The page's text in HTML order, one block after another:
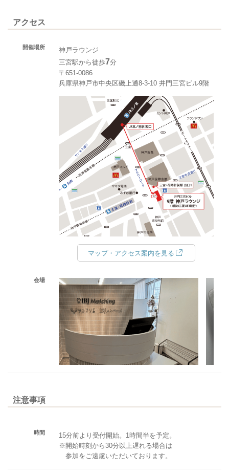
アクセス
開催場所
神戸ラウンジ
三宮駅から徒歩7分
〒651-0086
兵庫県神戸市中央区磯上通8-3-10 井門三宮ビル9階
マップ・アクセス案内を見る
会場
注意事項
時間
15分前より受付開始。1時間半を予定。
※開始時刻から30分以上遅れる場合は
参加をご遠慮いただいております。